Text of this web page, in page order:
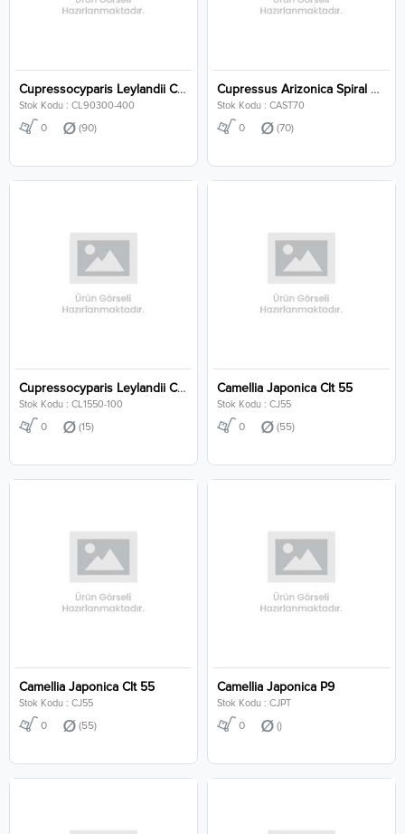
Cupressocyparis Leylandii Clt 90 300-400 Cm
Stok Kodu : CL90300-400
0 (90)
Cupressus Arizonica Spiral Steam Clt 70
Stok Kodu : CAST70
0 (70)
Cupressocyparis Leylandii Clt 15 50-100 Cm
Stok Kodu : CL1550-100
0 (15)
Camellia Japonica Clt 55
Stok Kodu : CJ55
0 (55)
Camellia Japonica Clt 55
Stok Kodu : CJ55
0 (55)
Camellia Japonica P9
Stok Kodu : CJPT
0 ()